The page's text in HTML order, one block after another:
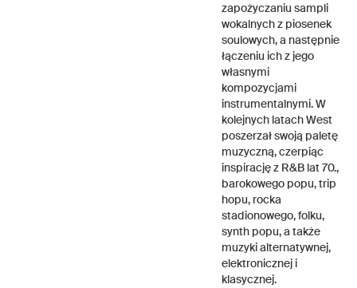
zapożyczaniu sampli
wokalnych z piosenek
soulowych, a następnie
łączeniu ich z jego
własnymi
kompozycjami
instrumentalnymi. W
kolejnych latach West
poszerzał swoją paletę
muzyczną, czerpiąc
inspirację z R&B lat 70.,
barokowego popu, trip
hopu, rocka
stadionowego, folku,
synth popu, a także
muzyki alternatywnej,
elektronicznej i
klasycznej.